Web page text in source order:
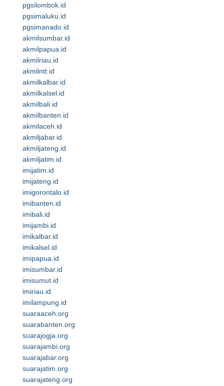
pgsilombok.id
pgsimaluku.id
pgsimanado.id
akmilsumbar.id
akmilpapua.id
akmilriau.id
akmilntt.id
akmilkalbar.id
akmilkalsel.id
akmilbali.id
akmilbanten.id
akmilaceh.id
akmiljabar.id
akmiljateng.id
akmiljatim.id
imijatim.id
imijateng.id
imigorontalo.id
imibanten.id
imibali.id
imijambi.id
imikalbar.id
imikalsel.id
imipapua.id
imisumbar.id
imisumut.id
imiriau.id
imilampung.id
suaraaceh.org
suarabanten.org
suarajogja.org
suarajambi.org
suarajabar.org
suarajatim.org
suarajateng.org